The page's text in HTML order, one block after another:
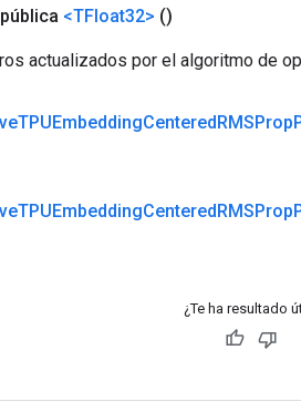
pública <TFloat32> ()
actualizados por el algoritmo de
TPUEmbeddingCenteredRMSProp
TPUEmbeddingCenteredRMSProp
¿Te ha resultado